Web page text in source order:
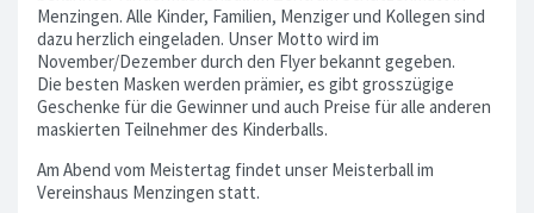
Menzingen. Alle Kinder, Familien, Menziger und Kollegen sind
dazu herzlich eingeladen. Unser Motto wird im
November/Dezember durch den Flyer bekannt gegeben.
Die besten Masken werden prämier, es gibt grosszügige
Geschenke für die Gewinner und auch Preise für alle anderen
maskierten Teilnehmer des Kinderballs.
Am Abend vom Meistertag findet unser Meisterball im
Vereinshaus Menzingen statt.